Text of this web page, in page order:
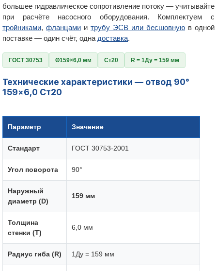
большее гидравлическое сопротивление потоку — учитывайте
при расчёте насосного оборудования. Комплектуем с
тройниками, фланцами и трубу ЭСВ или бесшовную в одной
поставке — один счёт, одна доставка.
ГОСТ 30753 Ø159×6,0 мм Ст20 R = 1Ду = 159 мм
Технические характеристики — отвод 90°
159×6,0 Ст20
Параметр Значение
Стандарт ГОСТ 30753-2001
Угол поворота 90°
Наружный
диаметр (D)
159 мм
Толщина
стенки (T)
6,0 мм
Радиус гиба (R) 1Ду = 159 мм